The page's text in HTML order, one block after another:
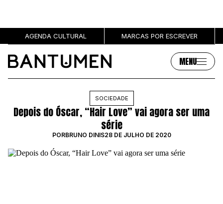
AGENDA CULTURAL MARCAS POR ESCREVER
MENU
MÚSICA
GRL PWR
Sobre
SOBRE NÓS
PUBLICIDADE
MARCAS
SOCIEDADE
Depois do Óscar, “Hair Love” vai agora ser uma
série
PORBRUNO DINIS28 DE JULHO DE 2020